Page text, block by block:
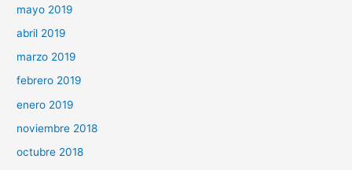
mayo 2019
abril 2019
marzo 2019
febrero 2019
enero 2019
noviembre 2018
octubre 2018